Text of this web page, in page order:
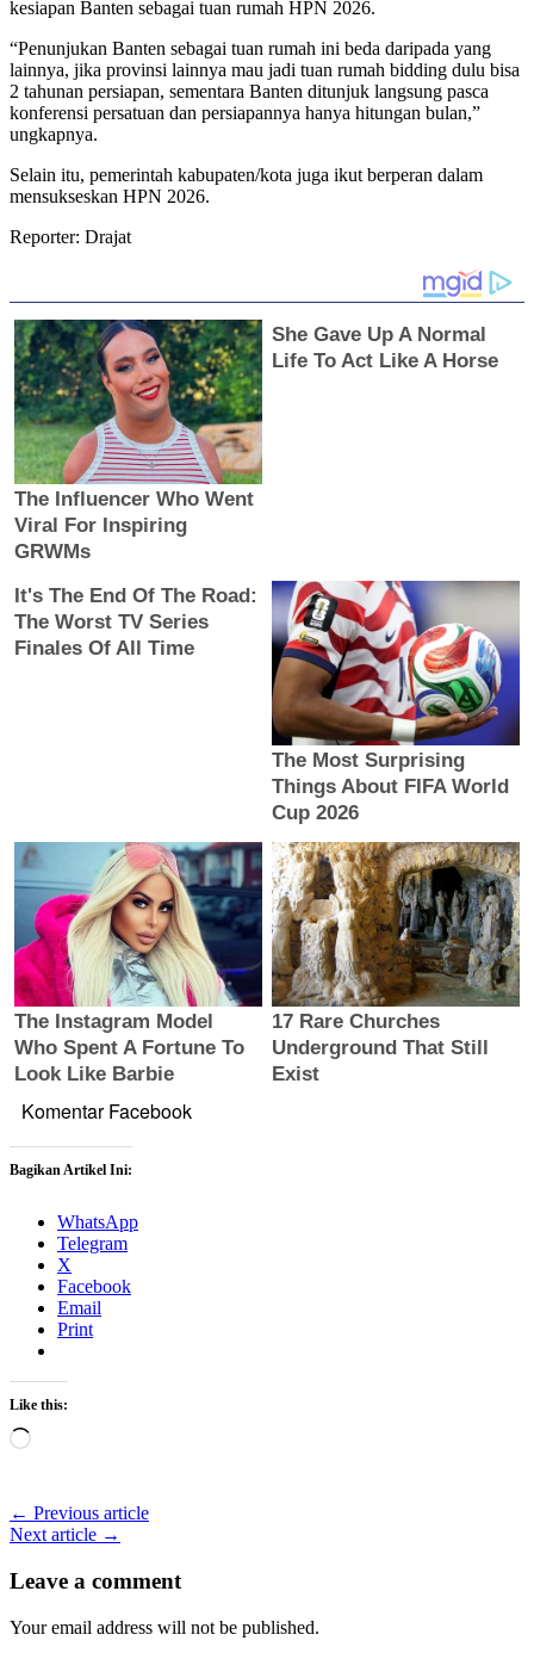
kesiapan Banten sebagai tuan rumah HPN 2026.
“Penunjukan Banten sebagai tuan rumah ini beda daripada yang
lainnya, jika provinsi lainnya mau jadi tuan rumah bidding dulu bisa
2 tahunan persiapan, sementara Banten ditunjuk langsung pasca
konferensi persatuan dan persiapannya hanya hitungan bulan,”
ungkapnya.
Selain itu, pemerintah kabupaten/kota juga ikut berperan dalam
mensukseskan HPN 2026.
Reporter: Drajat
Komentar Facebook
Bagikan Artikel Ini:
WhatsApp
Telegram
X
Facebook
Email
Print
Like this:
Loading…
← Previous article
Next article →
Leave a comment
Your email address will not be published.